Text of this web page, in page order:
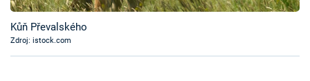
Sledujte prima+
Kůň Převalského
Zdroj: istock.com